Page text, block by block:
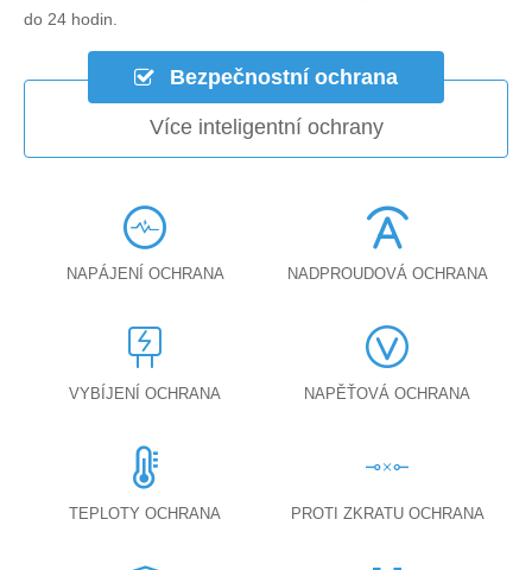
do 24 hodin.
Bezpečnostní ochrana
Více inteligentní ochrany
NAPÁJENÍ OCHRANA NADPROUDOVÁ OCHRANA
VYBÍJENÍ OCHRANA NAPĚŤOVÁ OCHRANA
TEPLOTY OCHRANA PROTI ZKRATU OCHRANA